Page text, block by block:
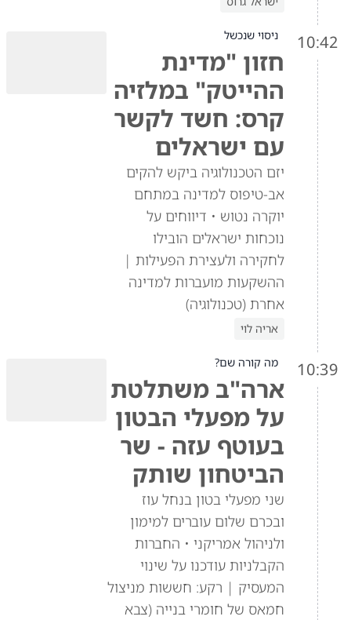
10:42 ניסוי שנכשל
חזון "מדינת
ההייטק" במלזיה
קרס: חשד לקשר
עם ישראלים
יזם הטכנולוגיה ביקש להקים
אב-טיפוס למדינה במתחם
יוקרה נטוש • דיווחים על
נוכחות ישראלים הובילו
לחקירה ולעצירת הפעילות |
ההשקעות מועברות למדינה
אחרת (טכנולוגיה)
אריה לוי
10:39 מה קורה שם?
ארה"ב משתלטת
על מפעלי הבטון
בעוטף עזה - שר
הביטחון שותק
שני מפעלי בטון בנחל עוז
ובכרם שלום עוברים למימון
ולניהול אמריקני • החברות
הקבלניות עודכנו על שינוי
המעסיק | רקע: חששות מניצול
חמאס של חומרי בנייה (צבא